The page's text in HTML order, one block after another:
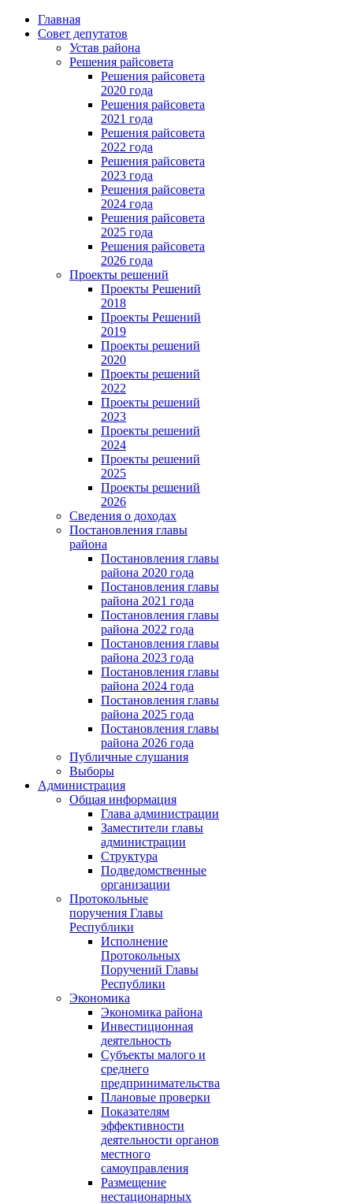
Главная
Совет депутатов
Устав района
Решения райсовета
Решения райсовета
2020 года
Решения райсовета
2021 года
Решения райсовета
2022 года
Решения райсовета
2023 года
Решения райсовета
2024 года
Решения райсовета
2025 года
Решения райсовета
2026 года
Проекты решений
Проекты Решений
2018
Проекты Решений
2019
Проекты решений
2020
Проекты решений
2022
Проекты решений
2023
Проекты решений
2024
Проекты решений
2025
Проекты решений
2026
Сведения о доходах
Постановления главы
района
Постановления главы
района 2020 года
Постановления главы
района 2021 года
Постановления главы
района 2022 года
Постановления главы
района 2023 года
Постановления главы
района 2024 года
Постановления главы
района 2025 года
Постановления главы
района 2026 года
Публичные слушания
Выборы
Администрация
Общая информация
Глава администрации
Заместители главы
администрации
Структура
Подведомственные
организации
Протокольные
поручения Главы
Республики
Исполнение
Протокольных
Поручений Главы
Республики
Экономика
Экономика района
Инвестиционная
деятельность
Субъекты малого и
среднего
предпринимательства
Плановые проверки
Показателям
эффективности
деятельности органов
местного
самоуправления
Размещение
нестационарных